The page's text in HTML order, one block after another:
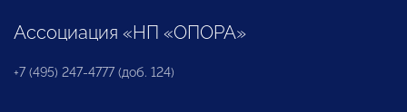
Ассоциация «НП «ОПОРА»
+7 (495) 247-4777 (доб. 124)